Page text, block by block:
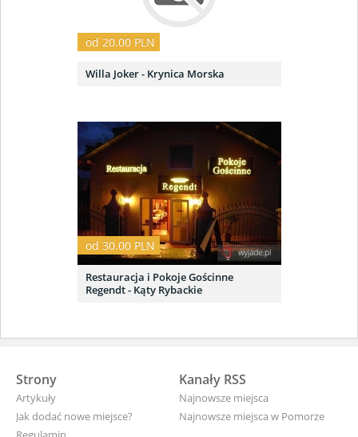
od 20.00 PLN
Willa Joker - Krynica Morska
od 30.00 PLN
Restauracja i Pokoje Gościnne
Regendt - Kąty Rybackie
Strony
Artykuły
Jak dodać nowe miejsce?
Kanały RSS
Najnowsze miejsca
Najnowsze miejsca w Pomorze